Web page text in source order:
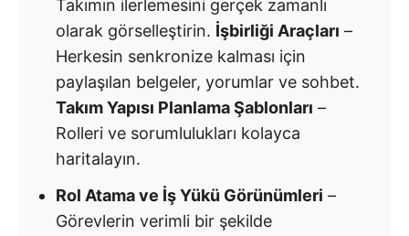
Takımın ilerlemesini gerçek zamanlı
olarak görselleştirin. İşbirliği Araçları –
Herkesin senkronize kalması için
paylaşılan belgeler, yorumlar ve sohbet.
Takım Yapısı Planlama Şablonları –
Rolleri ve sorumlulukları kolayca
haritalayın.
Rol Atama ve İş Yükü Görünümleri –
Görevlerin verimli bir şekilde